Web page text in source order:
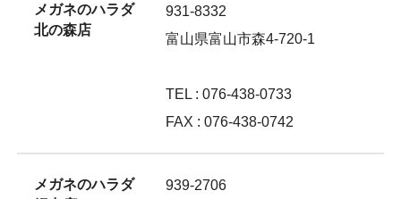
メガネのハラダ
北の森店
931-8332
富山県富山市森4-720-1
TEL : 076-438-0733
FAX : 076-438-0742
メガネのハラダ
939-2706